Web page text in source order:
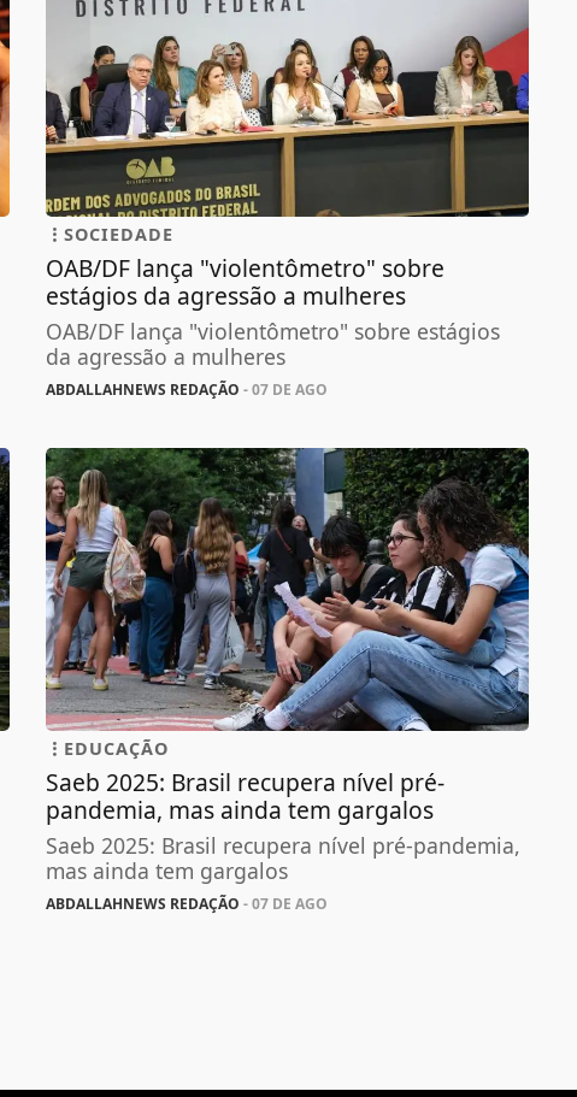
SOCIEDADE
OAB/DF lança "violentômetro" sobre
estágios da agressão a mulheres
OAB/DF lança "violentômetro" sobre estágios
da agressão a mulheres
ABDALLAHNEWS REDAÇÃO - 07 DE AGO
EDUCAÇÃO
Saeb 2025: Brasil recupera nível pré-
pandemia, mas ainda tem gargalos
Saeb 2025: Brasil recupera nível pré-pandemia,
mas ainda tem gargalos
ABDALLAHNEWS REDAÇÃO - 07 DE AGO